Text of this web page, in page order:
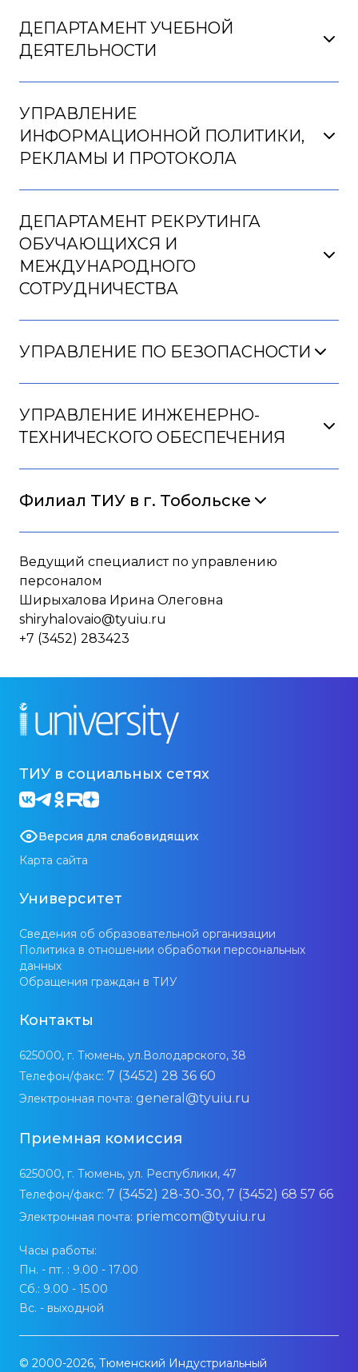
ДЕПАРТАМЕНТ УЧЕБНОЙ
ДЕЯТЕЛЬНОСТИ
УПРАВЛЕНИЕ
ИНФОРМАЦИОННОЙ ПОЛИТИКИ,
РЕКЛАМЫ И ПРОТОКОЛА
ДЕПАРТАМЕНТ РЕКРУТИНГА
ОБУЧАЮЩИХСЯ И
МЕЖДУНАРОДНОГО
СОТРУДНИЧЕСТВА
УПРАВЛЕНИЕ ПО БЕЗОПАСНОСТИ
УПРАВЛЕНИЕ ИНЖЕНЕРНО-
ТЕХНИЧЕСКОГО ОБЕСПЕЧЕНИЯ
Филиал ТИУ в г. Тобольске
Ведущий специалист по управлению
персоналом
Ширыхалова Ирина Олеговна
shiryhalovaio@tyuiu.ru
+7 (3452) 283423
ТИУ в социальных сетях
Версия для слабовидящих
Карта сайта
Университет
Сведения об образовательной организации
Политика в отношении обработки персональных
данных
Обращения граждан в ТИУ
Контакты
625000, г. Тюмень, ул.Володарского, 38
Телефон/факс: 7 (3452) 28 36 60
Электронная почта: general@tyuiu.ru
Приемная комиссия
625000, г. Тюмень, ул. Республики, 47
Телефон/факс: 7 (3452) 28-30-30, 7 (3452) 68 57 66
Электронная почта: priemcom@tyuiu.ru
Часы работы:
Пн. - пт. : 9.00 - 17.00
Сб.: 9.00 - 15.00
Вс. - выходной
© 2000-2026, Тюменский Индустриальный